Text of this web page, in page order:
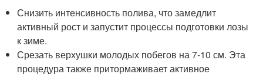
Снизить интенсивность полива, что замедлит
активный рост и запустит процессы подготовки лозы
к зиме.
Срезать верхушки молодых побегов на 7-10 см. Эта
процедура также притормаживает активное